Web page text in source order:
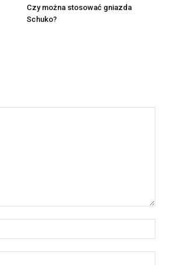
Czy można stosować gniazda
Schuko?